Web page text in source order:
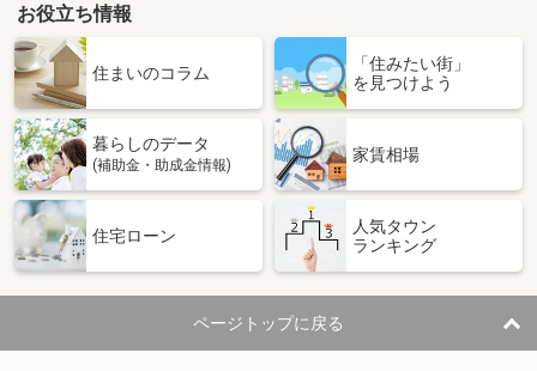
お役立ち情報
住まいのコラム
「住みたい街」
を見つけよう
暮らしのデータ
(補助金・助成金情報)
家賃相場
住宅ローン
人気タウン
ランキング
ページトップに戻る